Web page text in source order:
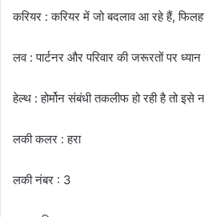
करियर : करियर में जो बदलाव आ रहे हैं,
लव : पार्टनर और परिवार की जरूरतों पर
हेल्थ : होर्मोन संबंधी तकलीफ हो रही है तो
लकी कलर : हरा
लकी नंबर : 3